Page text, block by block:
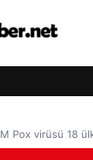
M Pox virüsü 18